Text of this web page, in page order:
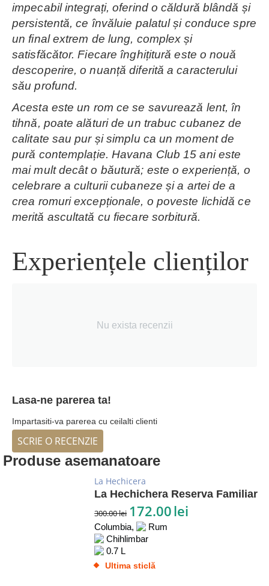
impecabil integrați, oferind o căldură blândă și
persistentă, ce învăluie palatul și conduce spre
un final extrem de lung, complex și
satisfăcător. Fiecare înghițitură este o nouă
descoperire, o nuanță diferită a caracterului
său profund.
Acesta este un rom ce se savurează lent, în
tihnă, poate alături de un trabuc cubanez de
calitate sau pur și simplu ca un moment de
pură contemplație. Havana Club 15 ani este
mai mult decât o băutură; este o experiență, o
celebrare a culturii cubaneze și a artei de a
crea romuri excepționale, o poveste lichidă ce
merită ascultată cu fiecare sorbitură.
Experiențele clienților
Nu exista recenzii
Lasa-ne parerea ta!
Impartasiti-va parerea cu ceilalti clienti
SCRIE O RECENZIE
Produse asemanatoare
La Hechicera
La Hechichera Reserva Familiar
300.00lei 172.00lei
Columbia,
Rum
Chihlimbar
0.7 L
Ultima sticlă